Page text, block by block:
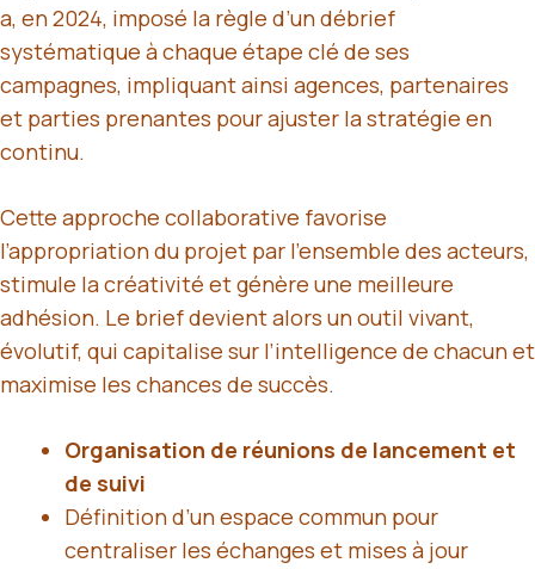
a, en 2024, imposé la règle d’un débrief
systématique à chaque étape clé de ses
campagnes, impliquant ainsi agences, partenaires
et parties prenantes pour ajuster la stratégie en
continu.
Cette approche collaborative favorise
l’appropriation du projet par l’ensemble des acteurs,
stimule la créativité et génère une meilleure
adhésion. Le brief devient alors un outil vivant,
évolutif, qui capitalise sur l’intelligence de chacun et
maximise les chances de succès.
Organisation de réunions de lancement et
de suivi
Définition d’un espace commun pour
centraliser les échanges et mises à jour